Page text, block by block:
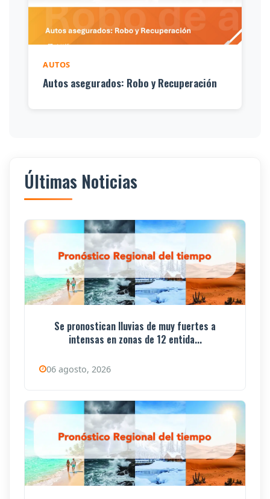
AUTOS
Autos asegurados: Robo y Recuperación
Últimas Noticias
Se pronostican lluvias de muy fuertes a
intensas en zonas de 12 entida...
06 agosto, 2026